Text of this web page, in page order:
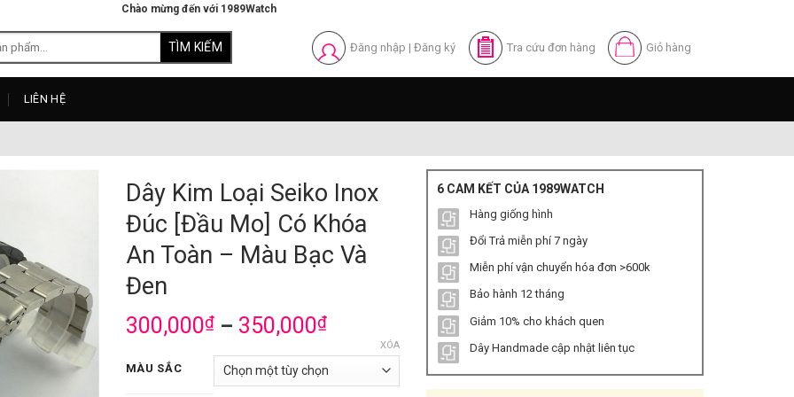
Chào mừng đến với 1989Watch
Đăng nhập | Đăng ký Tra cứu đơn hàng Giỏ hàng
LIÊN HỆ
Dây Kim Loại Seiko Inox
Đúc [Đầu Mo] Có Khóa
An Toàn – Màu Bạc Và
Đen
300,000₫– 350,000₫
MÀU SẮC
XÓA
6 CAM KẾT CỦA 1989WATCH
Hàng giống hình
Đổi Trả miễn phí 7 ngày
Miễn phí vận chuyển hóa đơn >600k
Bảo hành 12 tháng
Giảm 10% cho khách quen
Dây Handmade cập nhật liên tục